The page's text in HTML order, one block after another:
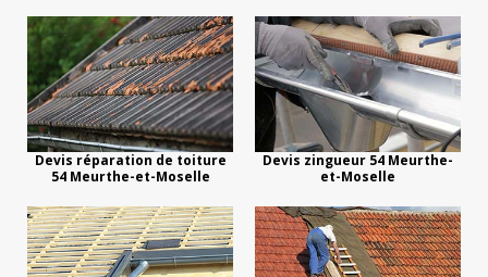
Devis réparation de toiture
54 Meurthe-et-Moselle
Devis zingueur 54 Meurthe-
et-Moselle